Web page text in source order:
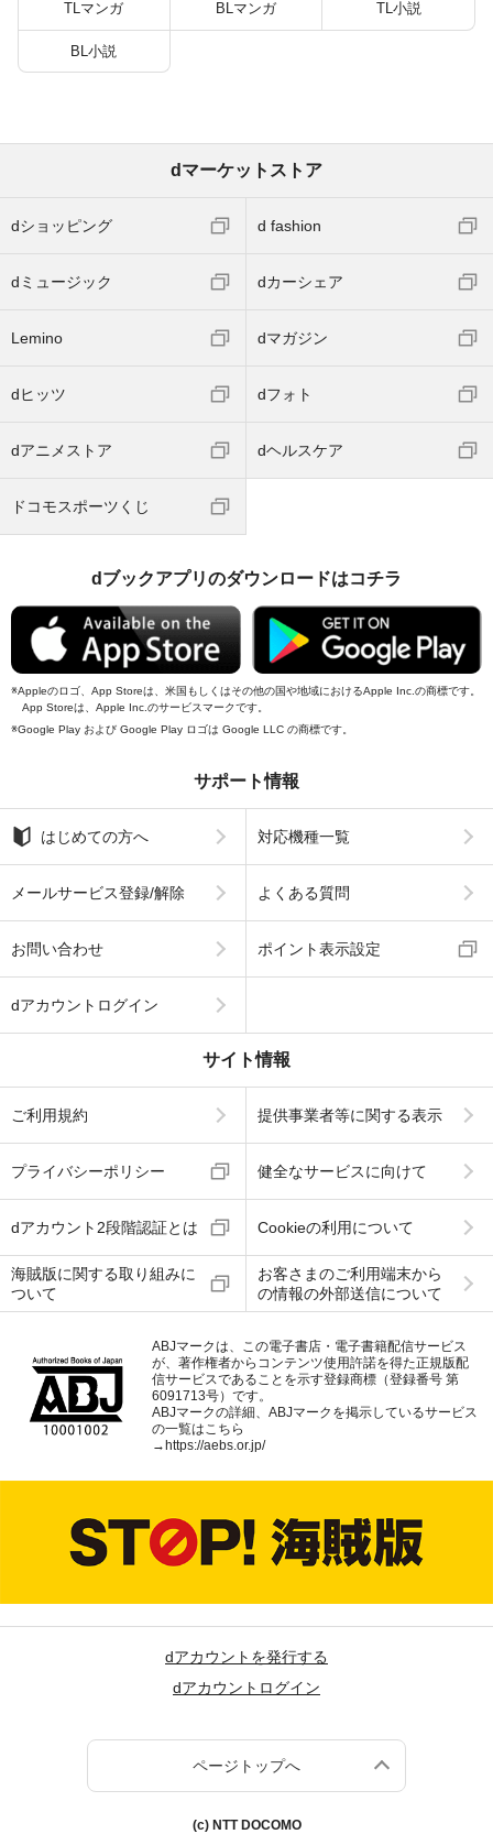
TLマンガ BLマンガ TL小説
BL小説
dマーケットストア
dショッピング d fashion
dミュージック dカーシェア
Lemino dマガジン
dヒッツ dフォト
dアニメストア dヘルスケア
ドコモスポーツくじ
dブックアプリのダウンロードはコチラ
Appleのロゴ、App Storeは、米国もしくはその他の国や地域におけるApple Inc.の商標です。
App Storeは、Apple Inc.のサービスマークです。
Google Play および Google Play ロゴは Google LLC の商標です。
サポート情報
はじめての方へ 対応機種一覧
メールサービス登録/解除 よくある質問
お問い合わせ ポイント表示設定
dアカウントログイン
サイト情報
ご利用規約 提供事業者等に関する表示
プライバシーポリシー 健全なサービスに向けて
dアカウント2段階認証とは Cookieの利用について
海賊版に関する取り組みに
ついて
お客さまのご利用端末から
の情報の外部送信について
ABJマークは、この電子書店・電子書籍配信サービス
が、著作権者からコンテンツ使用許諾を得た正規版配
信サービスであることを示す登録商標（登録番号 第
6091713号）です。
ABJマークの詳細、ABJマークを掲示しているサービス
の一覧はこちら
→ https://aebs.or.jp/
dアカウントを発行する
dアカウントログイン
ページトップへ
(c) NTT DOCOMO